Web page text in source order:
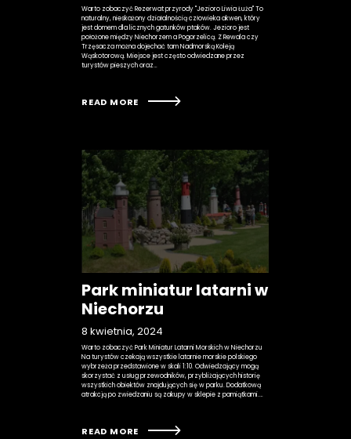
Warto zobaczyć Rezerwat przyrody "Jezioro Liwia Łuża" To
naturalny, nieskażony działalnością człowieka akwen, który
jest domem dla licznych gatunków ptaków. Jezioro jest
położone między Niechorzem a Pogorzelicą. Z Rewala czy
Trzęsacza można dojechać tam Nadmorską Koleją
Wąskotorową. Miejsce jest często odwiedzane przez
turystów pieszych oraz…
READ MORE
Park miniatur latarni w
Niechorzu
8 kwietnia, 2024
Warto zobaczyć Park Miniatur Latarni Morskich w Niechorzu
Na turystów czekają wszystkie latarnie morskie polskiego
wybrzeża przedstawione w skali 1:10. Odwiedzający mogą
skorzystać z usług przewodników, przybliżających historię
wszystkich obiektów znajdujących się w parku. Dodatkową
atrakcją po zwiedzaniu są zakupy w sklepie z pamiątkami.…
READ MORE